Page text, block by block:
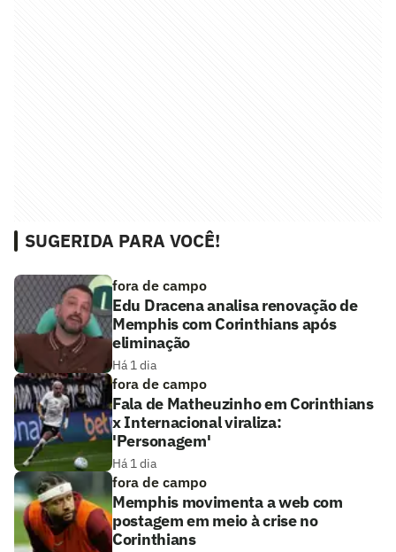
SUGERIDA PARA VOCÊ!
fora de campo
Edu Dracena analisa renovação de
Memphis com Corinthians após
eliminação
Há 1 dia
fora de campo
Fala de Matheuzinho em Corinthians
x Internacional viraliza:
'Personagem'
Há 1 dia
fora de campo
Memphis movimenta a web com
postagem em meio à crise no
Corinthians